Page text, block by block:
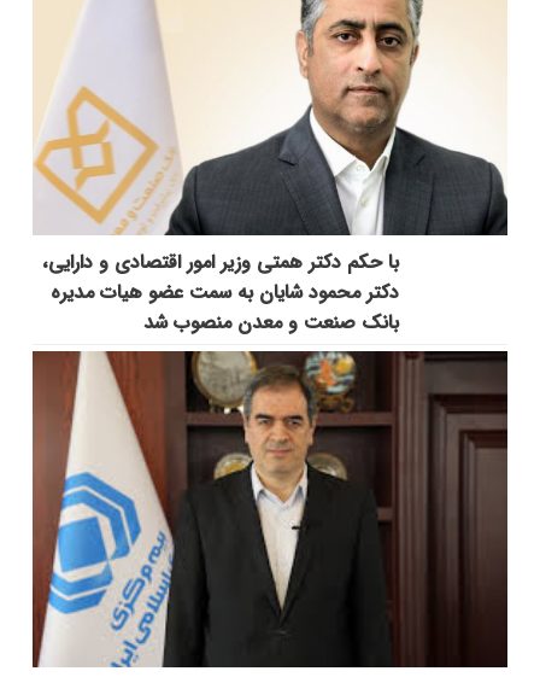
با حکم دکتر همتی وزیر امور اقتصادی و دارایی،
دکتر محمود شایان به سمت عضو هیات مدیره
بانک صنعت و معدن منصوب شد